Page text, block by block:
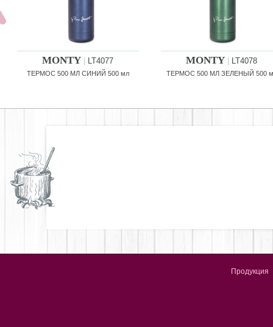
MONTY LT4077
ТЕРМОС 500 МЛ СИНИЙ 500 мл
MONTY LT4078
ТЕРМОС 500 МЛ ЗЕЛЕНЫЙ 500
Продукция